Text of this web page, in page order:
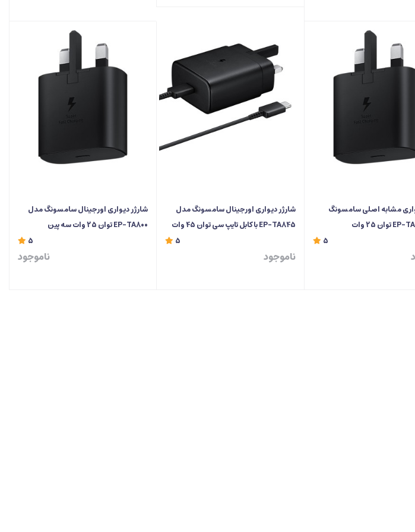
مشابه اصلی سامسونگ
5
شارژر دیواری اورجینال سامسونگ مدل
EP-TA845 با کابل تایپ سی توان 45 وات
5
ناموجود
شارژر دیواری اورجینال سامسونگ مدل
EP-TA800 توان 25 وات سه پین
5
ناموجود